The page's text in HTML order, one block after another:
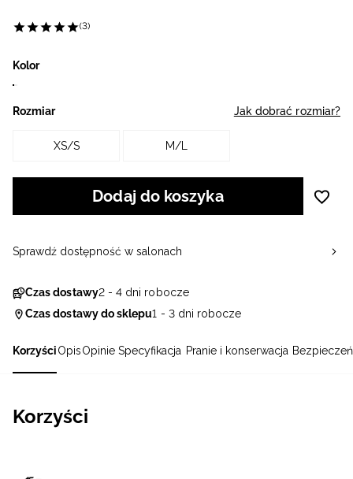
KorzyściOpisOpinie Specyfikacja Pranie i konserwacja
Korzyści
(3)
Kolor
Rozmiar Jak dobrać rozmiar?
XS/S M/L
Dodaj do koszyka
Czas dostawy2 - 4 dni robocze
Czas dostawy do sklepu1 - 3 dni robocze
Sprawdź dostępność w salonach